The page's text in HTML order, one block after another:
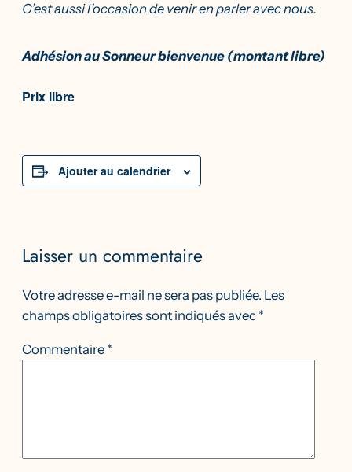
C’est aussi l’occasion de venir en parler avec nous.
Adhésion au Sonneur bienvenue (montant libre)
Prix libre
Ajouter au calendrier
Laisser un commentaire
Votre adresse e-mail ne sera pas publiée. Les
champs obligatoires sont indiqués avec *
Commentaire *